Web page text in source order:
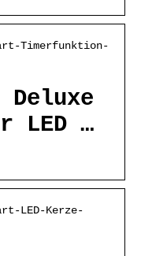
Timerfunktion-
Deluxe
LED …
LED-Kerze-